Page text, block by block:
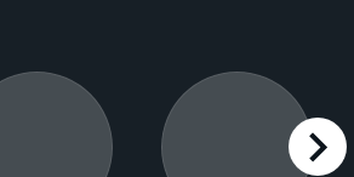
right